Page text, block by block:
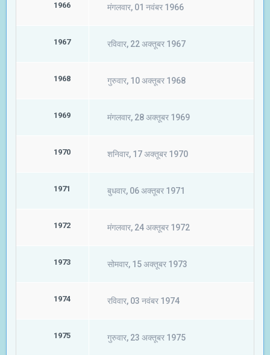
1966 मंगलवार, 01 नवंबर 1966
1967 रविवार, 22 अक्तूबर 1967
1968 गुरुवार, 10 अक्तूबर 1968
1969 मंगलवार, 28 अक्तूबर 1969
1970 शनिवार, 17 अक्तूबर 1970
1971 बुधवार, 06 अक्तूबर 1971
1972 मंगलवार, 24 अक्तूबर 1972
1973 सोमवार, 15 अक्तूबर 1973
1974 रविवार, 03 नवंबर 1974
1975 गुरुवार, 23 अक्तूबर 1975